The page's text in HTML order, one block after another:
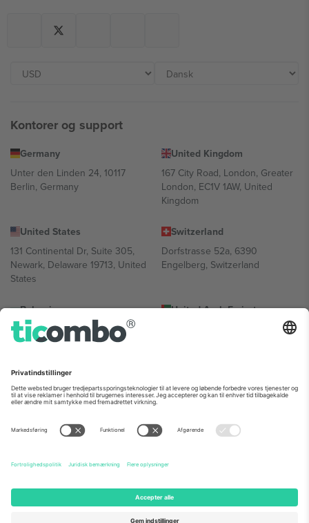
Kontorer og support
Germany
Unter den Linden 24, 10117
Berlin, Germany
United Kingdom
167 City Road, London, Greater
London, EC1V 1AW, United
Kingdom
United States
131 Continental Dr, Suite 305,
Newark, Delaware 19713, United
States
Switzerland
Dorfstrasse 52a, 6390
Engelberg, Switzerland
Bulgaria
Regus Sofia City West, bul
Totleben 53-55, 1606 Sofia,
United Arab Emirates
UAE Dubai Silicon Oasis, DDP
Mexico
Av Chapultepec 360, Roma
Norte, Cuauhtémoc, 06700
Ciudad de México, CDMX,
sted, begivenhed og/eller domæne. For detaljer se den specifikke
begivenhedsside, tryk og vilkår.,Virksomhed
Ticombo. Alle rettigheder forbeholdes.